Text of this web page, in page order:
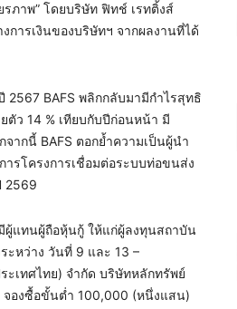
ภาพ” โดยบริษัท ฟิทช์ เรทติ้งส์
การเงินของบริษัทฯ จากผลงานที่ได้
2567 BAFS พลิกกลับมามีกำไรสุทธิ
ว 14 % เทียบกับปีก่อนหน้า มี
ากนี้ BAFS ตอกย้ำความเป็นผู้นำ
รโครงการเชื่อมต่อระบบท่อขนส่ง
2569
ผู้แทนผู้ถือหุ้นกู้ ให้แก่ผู้ลงทุนสถาบัน
ะหว่าง วันที่ 9 และ 13 –
เทศไทย) จำกัด บริษัทหลักทรัพย์
จองซื้อขั้นต่ำ 100,000 (หนึ่งแสน)